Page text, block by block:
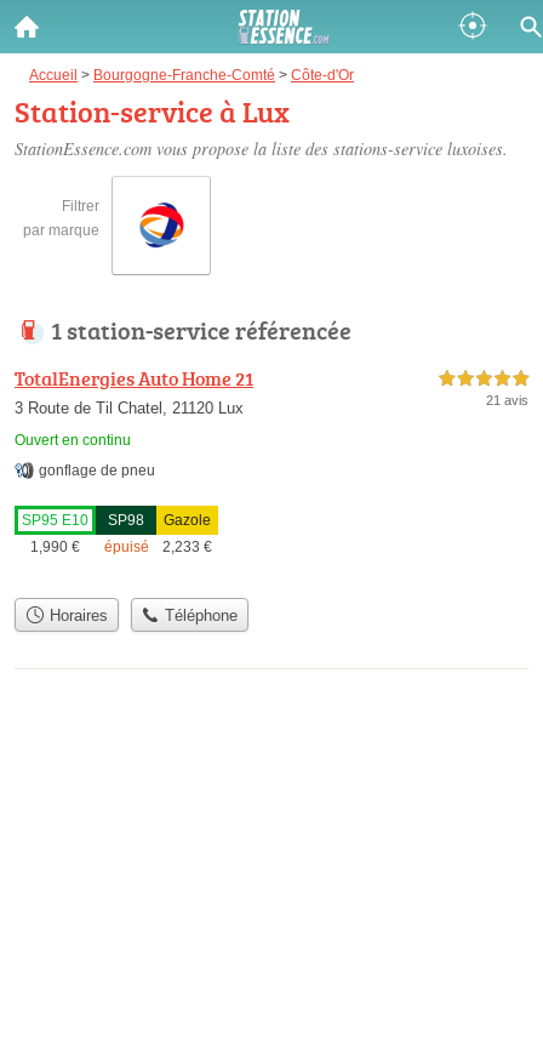
Accueil > Bourgogne-Franche-Comté > Côte-d'Or
Station-service à Lux
StationEssence.com vous propose la liste des stations-service luxoises.
Filtrer
par marque
1 station-service référencée
TotalEnergies Auto Home 21
3 Route de Til Chatel, 21120 Lux
Ouvert en continu
5,0 étoiles sur 5
21 avis
gonflage de pneu
SP95 E10
1,990 €
SP98
épuisé
Gazole
2,233 €
Horaires Téléphone
Gazole :
Disponible
Disponible